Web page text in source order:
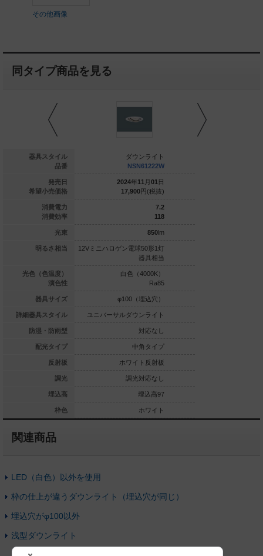
その他画像
同タイプ商品を見る
器具スタイル
品番
発売日
希望小売価格
消費電力
消費効率
光束
明るさ相当
光色（色温度）
演色性
器具サイズ
詳細器具スタイル
防湿・防雨型
配光タイプ
反射板
調光
埋込高
枠色
ダウンライト
円(税抜)
7.2
111.8
電球50形1灯
色（3000K）
（埋込穴）
ダウンライト
対応なし
中角タイプ
ダウンライト
NSN61222W
2024年11 月 01 日
17,900円(税抜)
7.2
118
850lm
12Vミニハロゲン電球50形1灯
器具相当
白色（4000K）
Ra85
φ100（埋込穴）
ユニバーサルダウンライト
対応なし
中角タイプ
ホワイト反射板
調光対応なし
埋込高97
ホワイト
関連商品
LED（白色）以外を使用
枠の仕上が違うダウンライト（埋込穴が同じ）
埋込穴がφ100以外
浅型ダウンライト